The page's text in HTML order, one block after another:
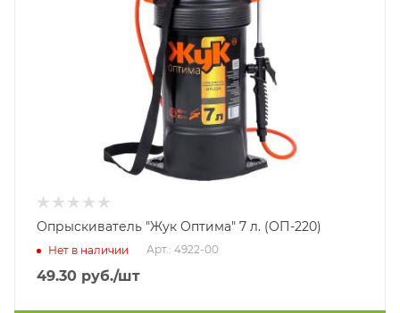
Опрыскиватель "Жук Оптима" 7 л. (ОП-220)
Нет в наличии Арт.: 4922-00
49.30 руб./шт